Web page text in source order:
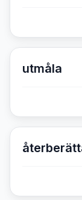
utmåla